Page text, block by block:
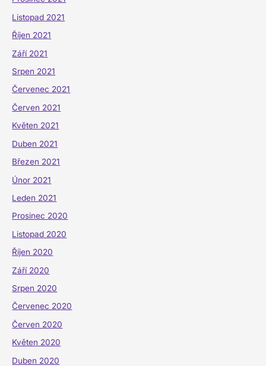
Listopad 2021
Říjen 2021
Září 2021
Srpen 2021
Červenec 2021
Červen 2021
Květen 2021
Duben 2021
Březen 2021
Únor 2021
Leden 2021
Prosinec 2020
Listopad 2020
Říjen 2020
Září 2020
Srpen 2020
Červenec 2020
Červen 2020
Květen 2020
Duben 2020